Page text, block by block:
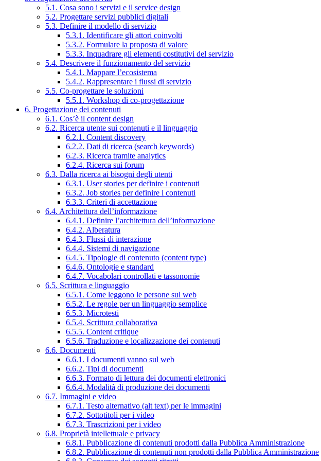
5.1. Cosa sono i servizi e il service design
5.2. Progettare servizi pubblici digitali
5.3. Definire il modello di servizio
5.3.1. Identificare gli attori coinvolti
5.3.2. Formulare la proposta di valore
5.3.3. Inquadrare gli elementi costitutivi del servizio
5.4. Descrivere il funzionamento del servizio
5.4.1. Mappare l’ecosistema
5.4.2. Rappresentare i flussi di servizio
5.5. Co-progettare le soluzioni
5.5.1. Workshop di co-progettazione
6. Progettazione dei contenuti
6.1. Cos’è il content design
6.2. Ricerca utente sui contenuti e il linguaggio
6.2.1. Content discovery
6.2.2. Dati di ricerca (search keywords)
6.2.3. Ricerca tramite analytics
6.2.4. Ricerca sui forum
6.3. Dalla ricerca ai bisogni degli utenti
6.3.1. User stories per definire i contenuti
6.3.2. Job stories per definire i contenuti
6.3.3. Criteri di accettazione
6.4. Architettura dell’informazione
6.4.1. Definire l’architettura dell’informazione
6.4.2. Alberatura
6.4.3. Flussi di interazione
6.4.4. Sistemi di navigazione
6.4.5. Tipologie di contenuto (content type)
6.4.6. Ontologie e standard
6.4.7. Vocabolari controllati e tassonomie
6.5. Scrittura e linguaggio
6.5.1. Come leggono le persone sul web
6.5.2. Le regole per un linguaggio semplice
6.5.3. Microtesti
6.5.4. Scrittura collaborativa
6.5.5. Content critique
6.5.6. Traduzione e localizzazione dei contenuti
6.6. Documenti
6.6.1. I documenti vanno sul web
6.6.2. Tipi di documenti
6.6.3. Formato di lettura dei documenti elettronici
6.6.4. Modalità di produzione dei documenti
6.7. Immagini e video
6.7.1. Testo alternativo (alt text) per le immagini
6.7.2. Sottotitoli per i video
6.7.3. Trascrizioni per i video
6.8. Proprietà intellettuale e privacy
6.8.1. Pubblicazione di contenuti prodotti dalla Pubblica Amministrazione
6.8.2. Pubblicazione di contenuti non prodotti dalla Pubblica Amministrazione